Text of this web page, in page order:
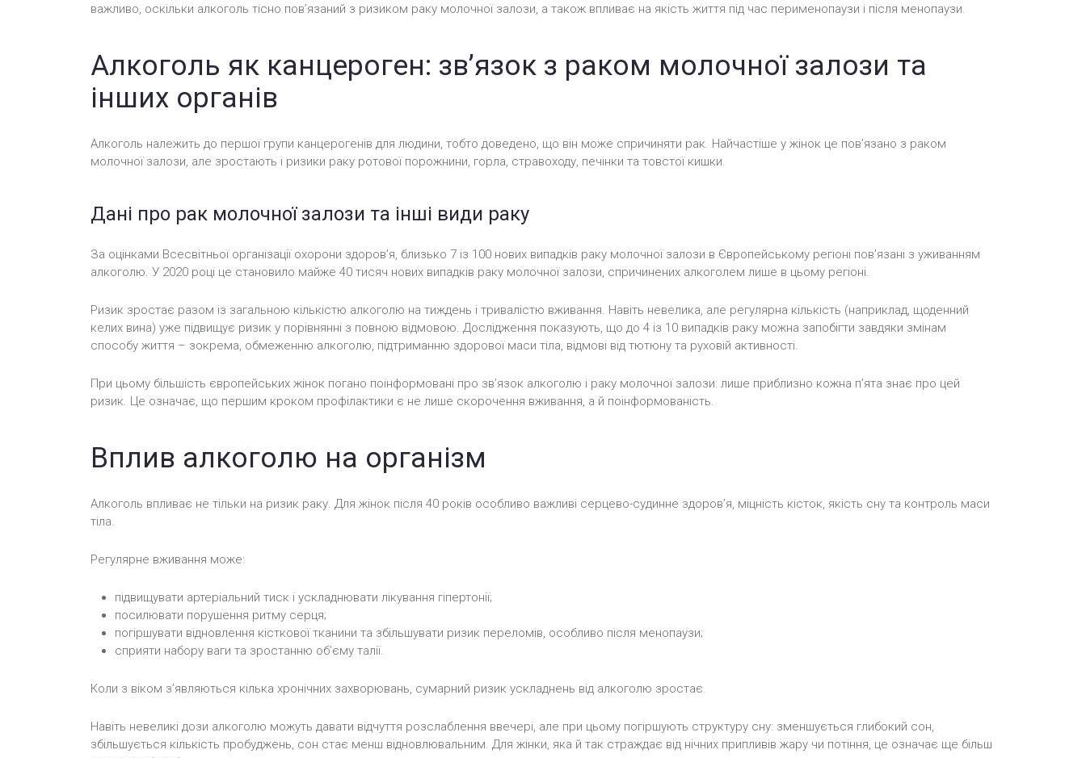
важливо, оскільки алкоголь тісно пов’язаний з ризиком раку молочної залози, а також впливає на якість життя під час перименопаузи і після менопаузи.
Алкоголь як канцероген: зв’язок з раком молочної залози та
інших органів
Алкоголь належить до першої групи канцерогенів для людини, тобто доведено, що він може спричиняти рак. Найчастіше у жінок це пов’язано з раком
молочної залози, але зростають і ризики раку ротової порожнини, горла, стравоходу, печінки та товстої кишки.
Дані про рак молочної залози та інші види раку
За оцінками Всесвітньої організації охорони здоров’я, близько 7 із 100 нових випадків раку молочної залози в Європейському регіоні пов’язані з уживанням
алкоголю. У 2020 році це становило майже 40 тисяч нових випадків раку молочної залози, спричинених алкоголем лише в цьому регіоні.
Ризик зростає разом із загальною кількістю алкоголю на тиждень і тривалістю вживання. Навіть невелика, але регулярна кількість (наприклад, щоденний
келих вина) уже підвищує ризик у порівнянні з повною відмовою. Дослідження показують, що до 4 із 10 випадків раку можна запобігти завдяки змінам
способу життя – зокрема, обмеженню алкоголю, підтриманню здорової маси тіла, відмові від тютюну та руховій активності.
При цьому більшість європейських жінок погано поінформовані про зв’язок алкоголю і раку молочної залози: лише приблизно кожна п’ята знає про цей
ризик. Це означає, що першим кроком профілактики є не лише скорочення вживання, а й поінформованість.
Вплив алкоголю на організм
Алкоголь впливає не тільки на ризик раку. Для жінок після 40 років особливо важливі серцево-судинне здоров’я, міцність кісток, якість сну та контроль маси
тіла.
Регулярне вживання може:
підвищувати артеріальний тиск і ускладнювати лікування гіпертонії;
посилювати порушення ритму серця;
погіршувати відновлення кісткової тканини та збільшувати ризик переломів, особливо після менопаузи;
сприяти набору ваги та зростанню об’єму талії.
Коли з віком з’являються кілька хронічних захворювань, сумарний ризик ускладнень від алкоголю зростає.
Навіть невеликі дози алкоголю можуть давати відчуття розслаблення ввечері, але при цьому погіршують структуру сну: зменшується глибокий сон,
збільшується кількість пробуджень, сон стає менш відновлювальним. Для жінки, яка й так страждає від нічних припливів жару чи потіння, це означає ще більш